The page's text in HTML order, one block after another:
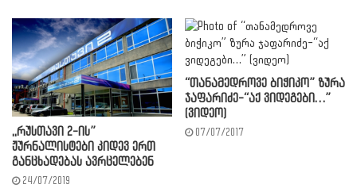
,,რუსთავი 2-ის”
ჟურნალისტები კიდევ ერთ
განცხადებას ავრცელებენ
24/07/2019
“თანამედროვე ბიჭიკო” ზურა
ჯაფარიძე-“აქ ვიდეგები…”
(ვიდეო)
07/07/2017